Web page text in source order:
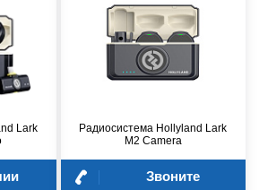
Lark
Радиосистема Hollyland Lark
M2 Camera
Звоните